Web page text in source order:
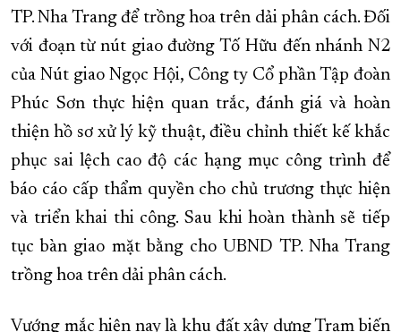
TP. Nha Trang để trồng hoa trên dải phân cách. Đối
với đoạn từ nút giao đường Tố Hữu đến nhánh N2
của Nút giao Ngọc Hội, Công ty Cổ phần Tập đoàn
Phúc Sơn thực hiện quan trắc, đánh giá và hoàn
thiện hồ sơ xử lý kỹ thuật, điều chỉnh thiết kế khắc
phục sai lệch cao độ các hạng mục công trình để
báo cáo cấp thẩm quyền cho chủ trương thực hiện
và triển khai thi công. Sau khi hoàn thành sẽ tiếp
tục bàn giao mặt bằng cho UBND TP. Nha Trang
trồng hoa trên dải phân cách.
Vướng mắc hiện nay là khu đất xây dựng Trạm biến